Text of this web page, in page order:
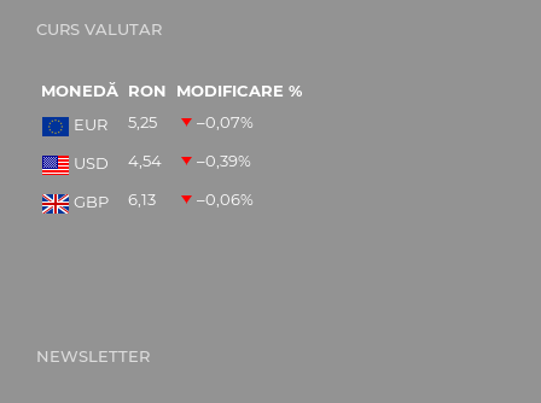
CURS VALUTAR
MONEDĂ RON
MODIFICARE %
EUR
5,25 –0,07%
USD 4,54 –0,39%
GBP 6,13 –0,06%
NEWSLETTER